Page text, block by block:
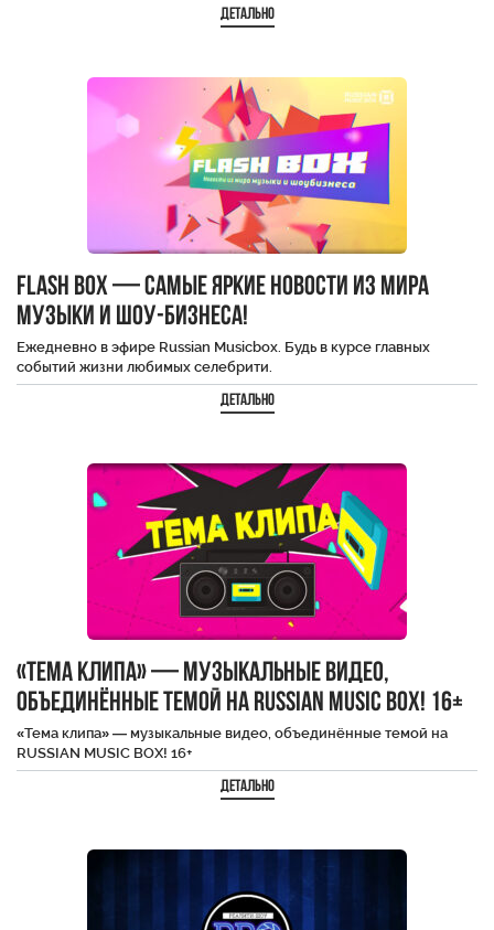
Детально
Flash Box — самые яркие новости из мира
музыки и шоу-бизнеса!
Ежедневно в эфире Russian Musicbox. Будь в курсе главных
событий жизни любимых селебрити.
Детально
«Тема клипа» — музыкальные видео,
объединённые темой на RUSSIAN MUSIC BOX! 16+
«Тема клипа» — музыкальные видео, объединённые темой на
RUSSIAN MUSIC BOX! 16+
Детально